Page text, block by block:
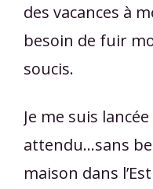
des vacances à
besoin de fuir
soucis.
Je me suis lancée
attendu...sans
maison dans